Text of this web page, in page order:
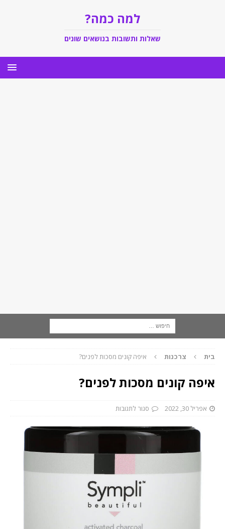
למה כמה?
שאלות ותשובות בנושאים שונים
בית צרכנות איפה קונים מסכות לפנים?
איפה קונים מסכות לפנים?
אפריל 30, 2022 סגור לתגובות